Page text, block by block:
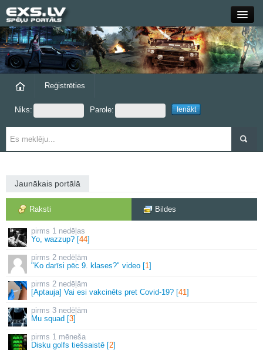
Close
Forums
Grupas
Reģistrēties
Niks: Parole:
Jaunākais portālā
Raksti Bildes
1 nedēļas
Yo, wazzup? [44]
2 nedēļām
"Ko darīsi pēc 9. klases?" video [1]
2 nedēļām
[Aptauja] Vai esi vakcinēts pret Covid-19? [41]
3 nedēļām
Mu squad [3]
1 mēneša
Disku golfs tiešsaistē [2]